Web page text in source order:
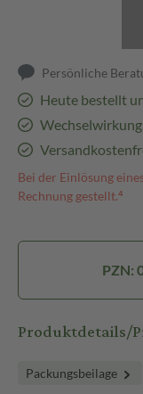
Persönliche
Heute bestellt
Bei der Einlösung
Rechnung gestellt.⁴
PZN:
Produktdetails/
Packungsbeilage